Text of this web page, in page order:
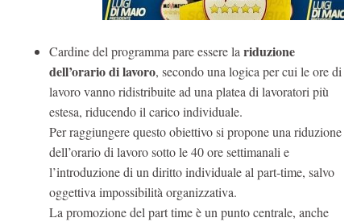
Cardine del programma pare essere la riduzione
dell’orario di lavoro, secondo una logica per cui le ore di
lavoro vanno ridistribuite ad una platea di lavoratori più
estesa, riducendo il carico individuale.
Per raggiungere questo obiettivo si propone una riduzione
dell’orario di lavoro sotto le 40 ore settimanali e
l’introduzione di un diritto individuale al part-time, salvo
oggettiva impossibilità organizzativa.
La promozione del part time è un punto centrale, anche